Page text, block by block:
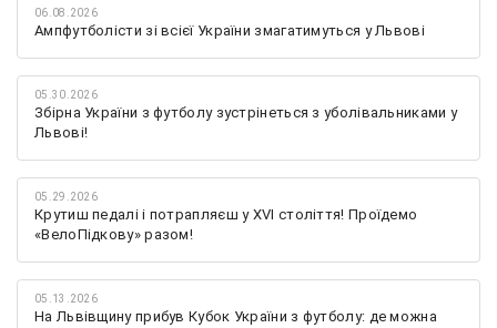
06.08.2026
Ампфутболісти зі всієї України змагатимуться у Львові
05.30.2026
Збірна України з футболу зустрінеться з уболівальниками у
Львові!
05.29.2026
Крутиш педалі і потрапляєш у XVI століття! Проїдемо
«ВелоПідкову» разом!
05.13.2026
На Львівщину прибув Кубок України з футболу: де можна